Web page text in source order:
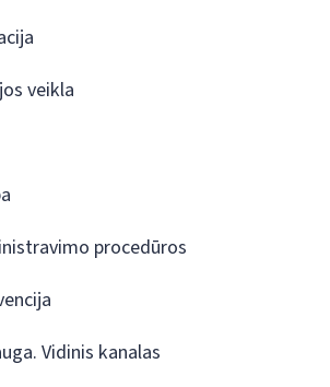
veikla
procedūros
Vidinis kanalas